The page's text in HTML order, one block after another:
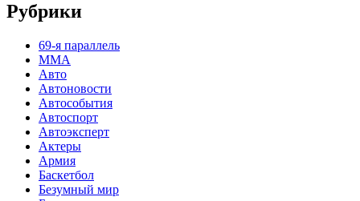
Рубрики
69-я параллель
MMA
Авто
Автоновости
Автособытия
Автоспорт
Автоэксперт
Актеры
Армия
Баскетбол
Безумный мир